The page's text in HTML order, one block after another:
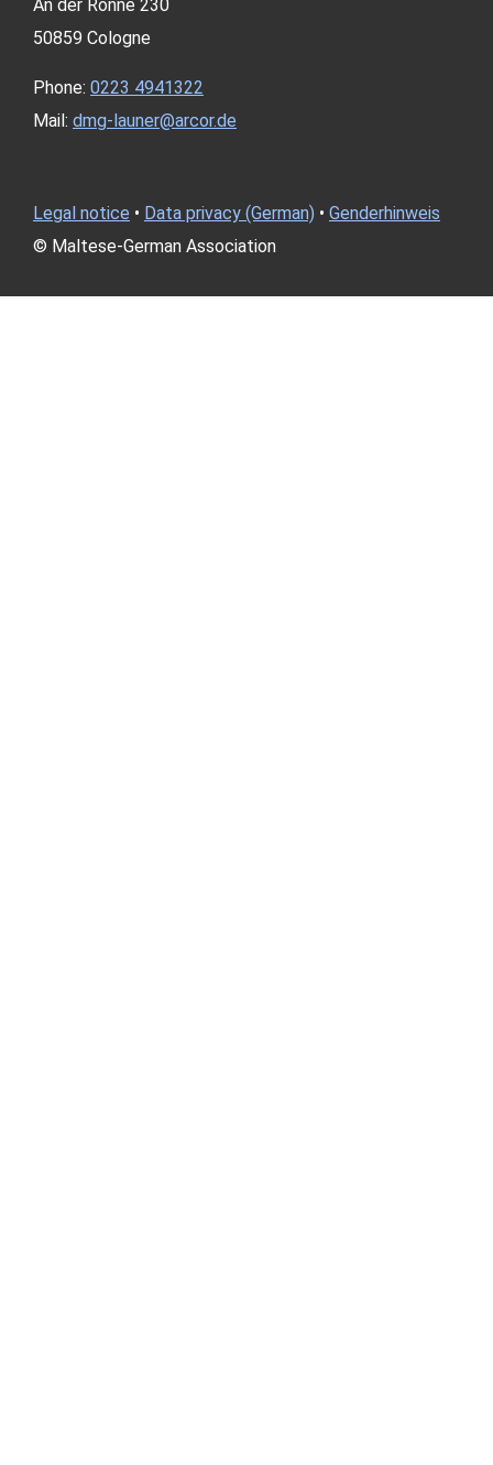
An der Ron­ne 230
50859 Colo­gne
Pho­ne: 0223 4941322
Mail: dmg-launer@arcor.de
Legal noti­ce • Data pri­va­cy (Ger­man) • Gen­der­hin­weis
© Mal­te­se-Ger­man Asso­cia­ti­on